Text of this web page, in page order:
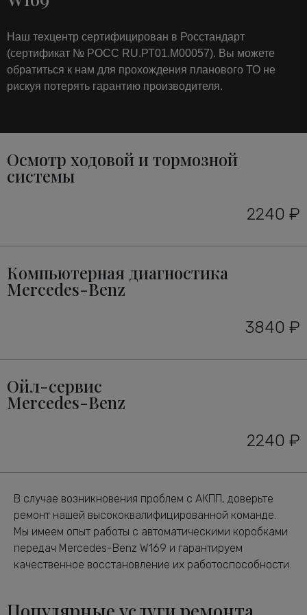
Наш техцентр сертифицирован в Росстандарт
(сертификат № РОСС RU.РТ01.М00057). Вы можете
обратиться к нам для прохождения планового ТО не
рискуя потерять гарантию производителя.
Осмотр ходовой и тормозной
системы
2240 ₽
Компьютерная диагностика
Mercedes-Benz
3840 ₽
Ойл-сервис
Mercedes-Benz
2240 ₽
В случае возникновения проблем с АКПП, доверьте
ремонт нашей высококвалифицированной команде.
Мы имеем опыт работы с автоматическими коробками
передач Mercedes-Benz W169 и гарантируем
качественное восстановление их работоспособности.